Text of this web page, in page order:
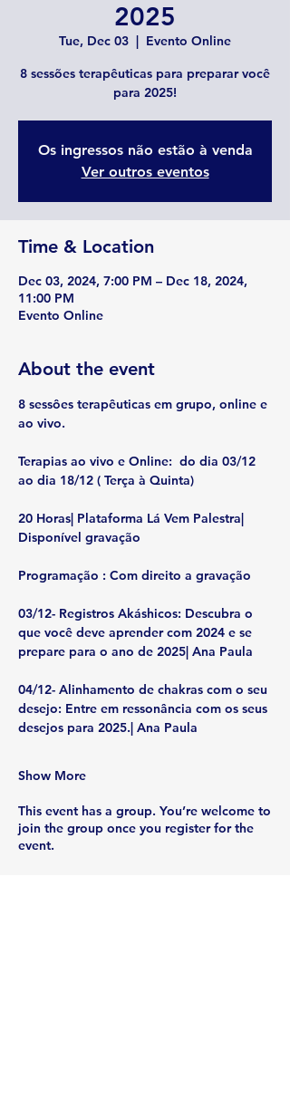
2025
Tue, Dec 03
  |
Evento Online
8 sessões terapêuticas para preparar você
para 2025!
Os ingressos não estão à venda
Ver outros eventos
Time & Location
Dec 03, 2024, 7:00 PM – Dec 18, 2024,
11:00 PM
Evento Online
About the event
8 sessôes terapêuticas em grupo, online e
ao vivo.
Terapias ao vivo e Online:  do dia 03/12
ao dia 18/12 ( Terça à Quinta)
20 Horas| Plataforma Lá Vem Palestra|
Disponível gravação
Programação : Com direito a gravação
03/12- Registros Akáshicos: Descubra o
que você deve aprender com 2024 e se
prepare para o ano de 2025| Ana Paula
04/12- Alinhamento de chakras com o seu
desejo: Entre em ressonância com os seus
desejos para 2025.| Ana Paula
Show More
This event has a group. You’re welcome to
join the group once you register for the
event.